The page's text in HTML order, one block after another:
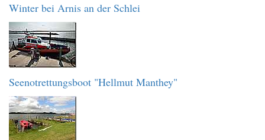
Winter bei Arnis an der Schlei
Seenotrettungsboot "Hellmut Manthey"